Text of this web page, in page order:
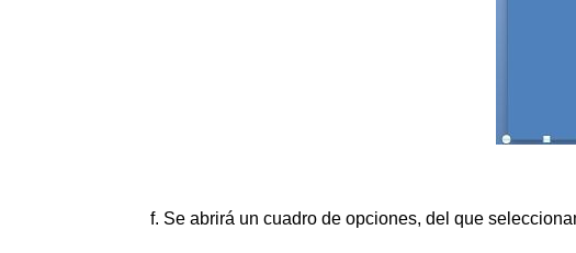
f. Se abrirá un cuadro de opciones, del que